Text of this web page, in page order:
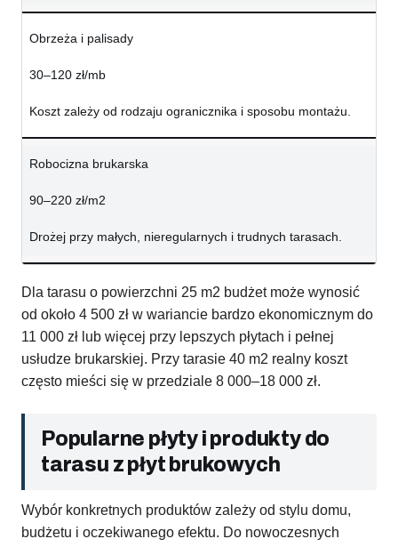
Obrzeża i palisady
30–120 zł/mb
Koszt zależy od rodzaju ogranicznika i sposobu montażu.
Robocizna brukarska
90–220 zł/m2
Drożej przy małych, nieregularnych i trudnych tarasach.
Dla tarasu o powierzchni 25 m2 budżet może wynosić
od około 4 500 zł w wariancie bardzo ekonomicznym do
11 000 zł lub więcej przy lepszych płytach i pełnej
usłudze brukarskiej. Przy tarasie 40 m2 realny koszt
często mieści się w przedziale 8 000–18 000 zł.
Popularne płyty i produkty do
tarasu z płyt brukowych
Wybór konkretnych produktów zależy od stylu domu,
budżetu i oczekiwanego efektu. Do nowoczesnych